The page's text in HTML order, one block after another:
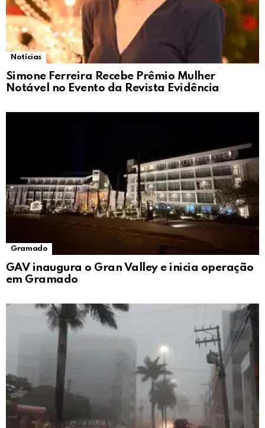
Notícias
Simone Ferreira Recebe Prêmio Mulher
Notável no Evento da Revista Evidência
Gramado
GAV inaugura o Gran Valley e inicia operação
em Gramado